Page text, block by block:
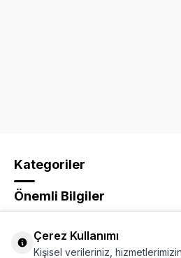
Kategoriler
Önemli Bilgiler
Çerez Kullanımı
Kişisel verileriniz,